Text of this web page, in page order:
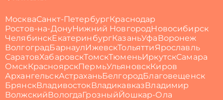
МоскваСанкт-ПетербургКраснодар
Ростов-на-ДонуНижний НовгородНовосибирск
ЧелябинскЕкатеринбургКазаньУфа Воронеж
ВолгоградБарнаулИжевскТольяттиЯрославль
СаратовХабаровскТомскТюменьИркутскСамара
ОмскКрасноярскПермьУльяновскКиров
АрхангельскАстраханьБелгородБлаговещенск
БрянскВладивостокВладикавказВладимир
ВолжскийВологдаГрозныйЙошкар-Ола